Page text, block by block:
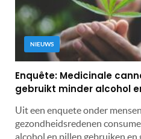
NIEUWS
Enquête: Medicinale
gebruikt minder alcohol
Uit een enquete onder
gezondheidsredenen
alcohol en pillen gebruiken en